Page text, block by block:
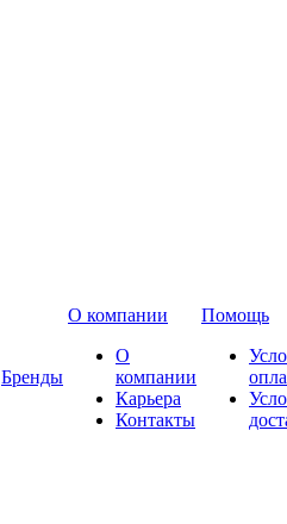
Бренды
О компании
О
компании
Карьера
Контакты
Помощь